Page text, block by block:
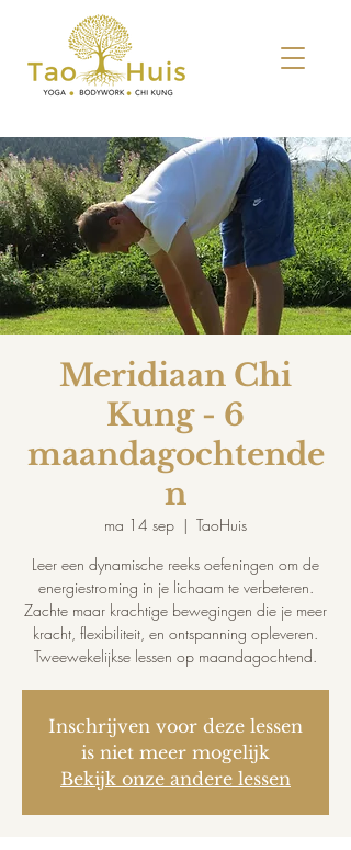
Meridiaan Chi
Kung - 6
maandagochtende
n
ma 14 sep
  |
TaoHuis
Leer een dynamische reeks oefeningen om de
energiestroming in je lichaam te verbeteren.
Zachte maar krachtige bewegingen die je meer
kracht, flexibiliteit, en ontspanning opleveren.
Tweewekelijkse lessen op maandagochtend.
Inschrijven voor deze lessen
is niet meer mogelijk
Bekijk onze andere lessen